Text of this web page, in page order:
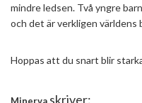
mindre ledsen. Två yngre
och det är verkligen världens
Hoppas att du snart blir
Minerva skriver: